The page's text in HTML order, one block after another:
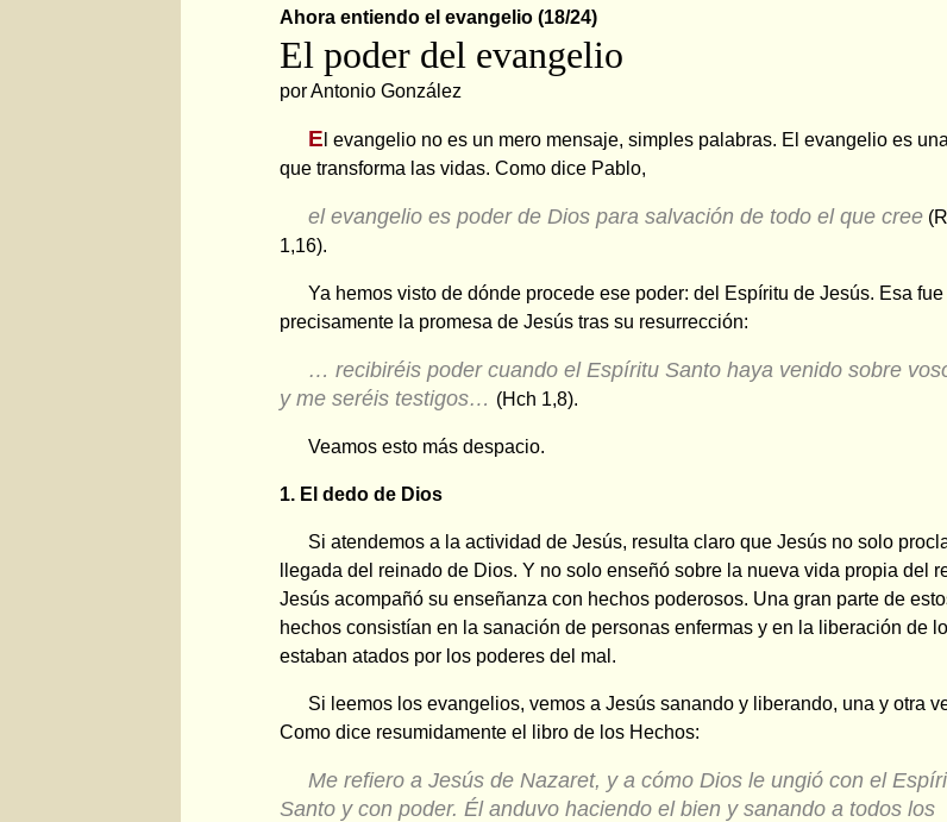
Ahora entiendo el evangelio (18/24)
El poder del evangelio
por Antonio González
E l evangelio no es un mero mensaje, simples palabras. El evangelio es
que transforma las vidas. Como dice Pablo,
el evangelio espoder de Dios para salvación de todo el que cree
1,16).
Ya hemos visto de dónde procede ese poder: del Espíritu de Jesús. Esa fue
precisamente la promesa de Jesús tras su resurrección:
… recibiréis poder cuando el Espíritu Santo haya venido sobre
y me seréis testigos… (Hch 1,8).
Veamos esto más despacio.
1. El dedo de Dios
Si atendemos a la actividad de Jesús, resulta claro que Jesús no solo
llegada del reinado de Dios. Y no solo enseñó sobre la nueva vida propia del
Jesús acompañó su enseñanza con hechos poderosos. Una gran parte de
hechos consistían en la sanación de personas enfermas y en la liberación de
estaban atados por los poderes del mal.
Si leemos los evangelios, vemos a Jesús sanando y liberando, una y otra
Como dice resumidamente el libro de los Hechos:
Me refiero a Jesús de Nazaret, y a cómo Dios le ungió con el
Santo y con poder. Él anduvo haciendo el bien y sanando a todos los